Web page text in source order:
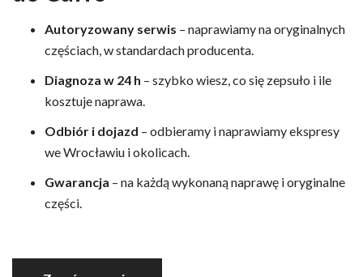
Autoryzowany serwis – naprawiamy na oryginalnych
częściach, w standardach producenta.
Diagnoza w 24 h – szybko wiesz, co się zepsuło i ile
kosztuje naprawa.
Odbiór i dojazd – odbieramy i naprawiamy ekspresy
we Wrocławiu i okolicach.
Gwarancja – na każdą wykonaną naprawę i oryginalne
części.